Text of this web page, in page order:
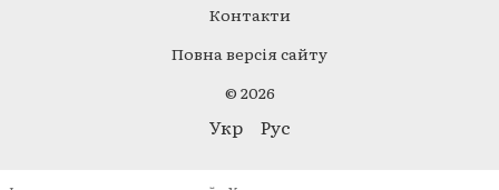
Контакти
Повна версія сайту
© 2026
Укр Рус